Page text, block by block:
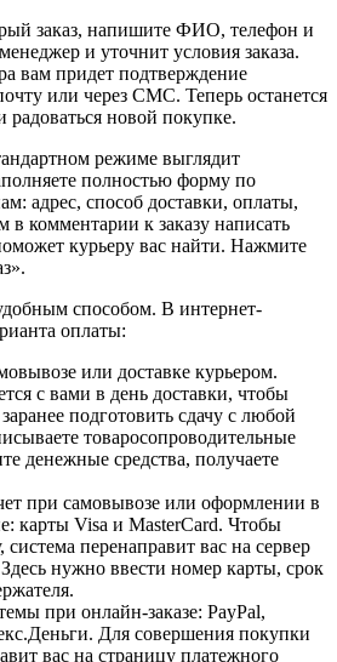
заказ, напишите ФИО, телефон и
и уточнит условия заказа.
вам придет подтверждение
или через СМС. Теперь останется
радоваться новой покупке.
режиме выглядит
полностью форму по
адрес, способ доставки, оплаты,
в комментарии к заказу написать
курьеру вас найти. Нажмите
способом. В интернет-
оплаты:
или доставке курьером.
с вами в день доставки, чтобы
подготовить сдачу с любой
товаросопроводительные
денежные средства, получаете
при самовывозе или оформлении в
карты Visa и MasterCard. Чтобы
система перенаправит вас на сервер
нужно ввести номер карты, срок
при онлайн-заказе: PayPal,
Для совершения покупки
вас на страницу платежного